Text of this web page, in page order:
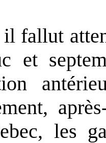
fallut
et
les